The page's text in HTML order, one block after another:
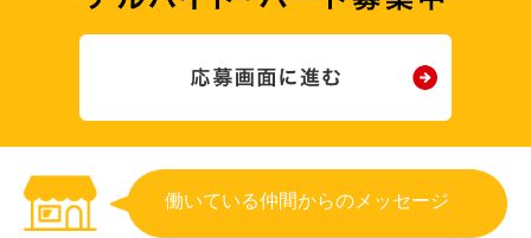
働いている仲間からのメッセージ